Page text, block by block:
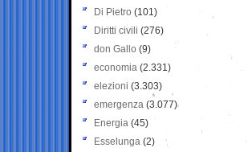
Di Pietro (101)
Diritti civili (276)
don Gallo (9)
economia (2.331)
elezioni (3.303)
emergenza (3.077)
Energia (45)
Esselunga (2)